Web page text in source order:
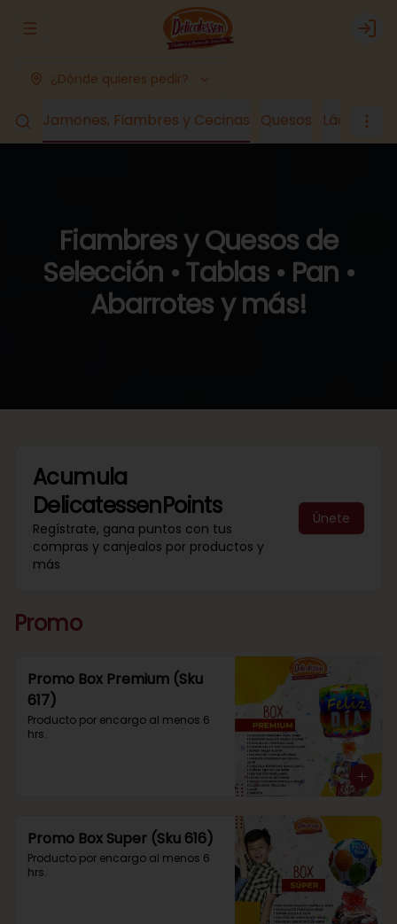
Abrir menu de navegación Login
¿Dónde quieres pedir?
Jamones, Fiambres y Cecinas Quesos Lácteos y
Fiambres y Quesos de
Selección • Tablas • Pan •
Abarrotes y más!
Acumula
DelicatessenPoints
Regístrate, gana puntos con tus
compras y canjealos por productos y
más
Únete
Promo
Promo Box Premium (Sku
617)
Producto por encargo al menos 6
hrs.
Promo Box Super (Sku 616)
Producto por encargo al menos 6
hrs.